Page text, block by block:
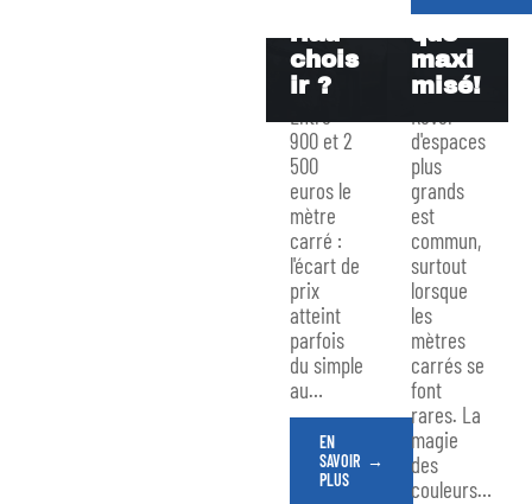
riau
chois
ir ?
Entre
900 et 2
500
euros le
mètre
carré :
l'écart de
prix
atteint
parfois
du simple
au…
EN
SAVOIR
PLUS
que
maxi
misé!
Rêver
d'espaces
plus
grands
est
commun,
surtout
lorsque
les
mètres
carrés se
font
rares. La
magie
des
couleurs…